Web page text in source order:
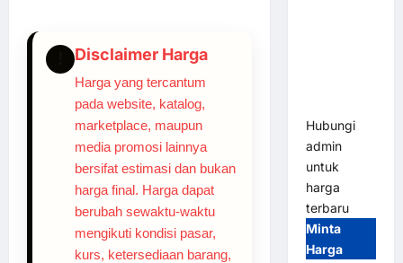
Disclaimer Harga
Harga yang tercantum
pada website, katalog,
marketplace, maupun
media promosi lainnya
bersifat estimasi dan bukan
harga final. Harga dapat
berubah sewaktu-waktu
mengikuti kondisi pasar,
kurs, ketersediaan barang,
Hubungi
admin
untuk
harga
terbaru
Minta
Harga